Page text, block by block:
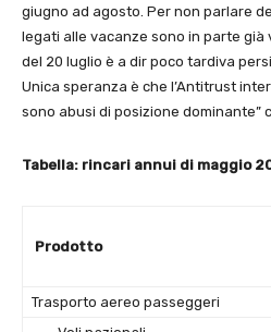
giugno ad agosto. Per non parlare
legati alle vacanze sono in parte già
del 20 luglio è a dir poco tardiva
Unica speranza è che l’Antitrust
sono abusi di posizione dominante”
Tabella: rincari annui di maggio
Prodotto
Trasporto aereo passeggeri